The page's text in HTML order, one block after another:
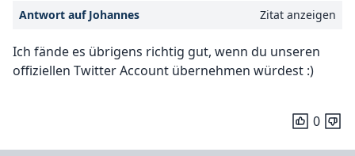
Antwort auf Johannes Zitat anzeigen
Ich fände es übrigens richtig gut, wenn du unseren
offiziellen Twitter Account übernehmen würdest :)
0